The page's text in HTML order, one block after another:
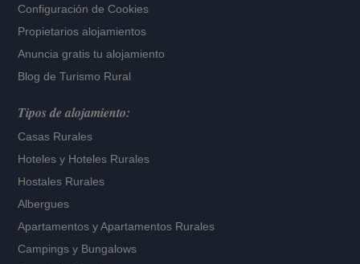
Configuración de Cookies
Propietarios alojamientos
Anuncia gratis tu alojamiento
Blog de Turismo Rural
Tipos de alojamiento:
Casas Rurales
Hoteles y Hoteles Rurales
Hostales Rurales
Albergues
Apartamentos yApartamentos Rurales
Campings y Bungalows